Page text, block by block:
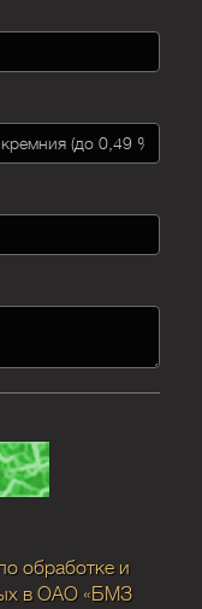
обработке и
в ОАО «БМЗ